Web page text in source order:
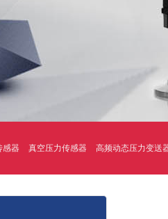
感器 真空压力传感器 高频动态压力变送